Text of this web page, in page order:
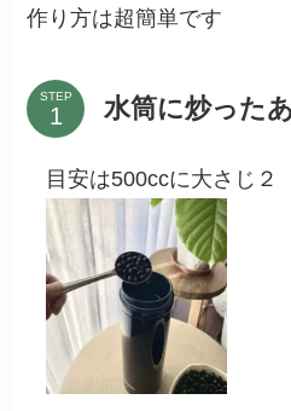
作り方は超簡単です
STEP 水筒に炒った
目安は500ccに大さじ２